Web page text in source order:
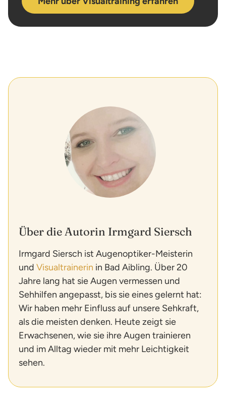
Über die Autorin Irmgard Siersch
Irmgard Siersch ist Augenoptiker-Meisterin
und Visualtrainerin in Bad Aibling. Über 20
Jahre lang hat sie Augen vermessen und
Sehhilfen angepasst, bis sie eines gelernt hat:
Wir haben mehr Einfluss auf unsere Sehkraft,
als die meisten denken. Heute zeigt sie
Erwachsenen, wie sie ihre Augen trainieren
und im Alltag wieder mit mehr Leichtigkeit
sehen.